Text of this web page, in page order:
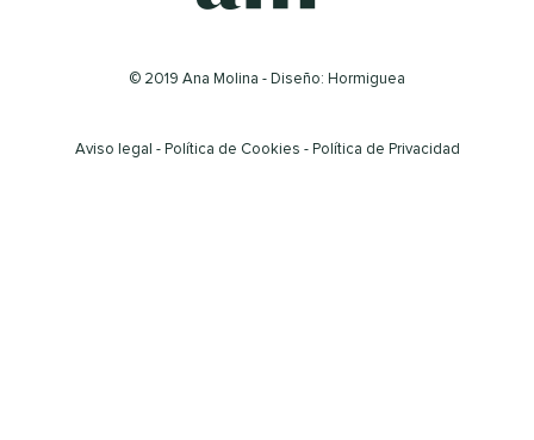
© 2019 Ana Molina - Diseño: Hormiguea
Aviso legal - Política de Cookies - Política de Privacidad